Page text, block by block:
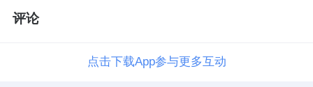
评论
点击下载App参与更多互动